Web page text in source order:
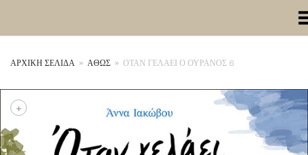
Toggle
ΑΡΧΙΚΉ ΣΕΛΊΔΑ » ΑΘΩΣ » ΟΤΑΝ ΓΕΛΑΕΙ Ο ΟΥΡΑΝΟΣ 6
+